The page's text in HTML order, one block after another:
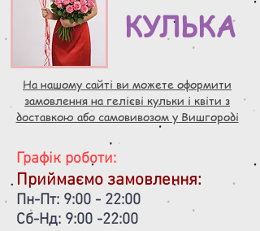
КУЛЬКА
На нашому сайті ви можете оформити
замовлення на гелієві кульки і квіти з
доставкою або самовивозом у Вишгороді
Графік роботи:
​Приймаємо замовлення:
Пн-Пт: 9:00 - 22:00
Сб-Нд: 9:00 -22:00